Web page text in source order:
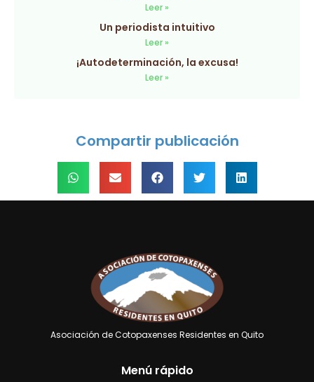
Leer »
Un periodista intuitivo
Leer »
¡Autodeterminación, la excusa!
Leer »
Compartir publicación
Asociación de Cotopaxenses Residentes en Quito
Menú rápido